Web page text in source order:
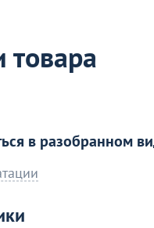
товара
в разобранном
гарантия
показывать это окно